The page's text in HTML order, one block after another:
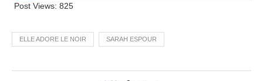
Post Views: 825
ELLE ADORE LE NOIR SARAH ESPOUR